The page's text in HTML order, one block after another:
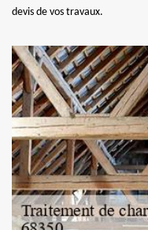
devis de vos travaux.